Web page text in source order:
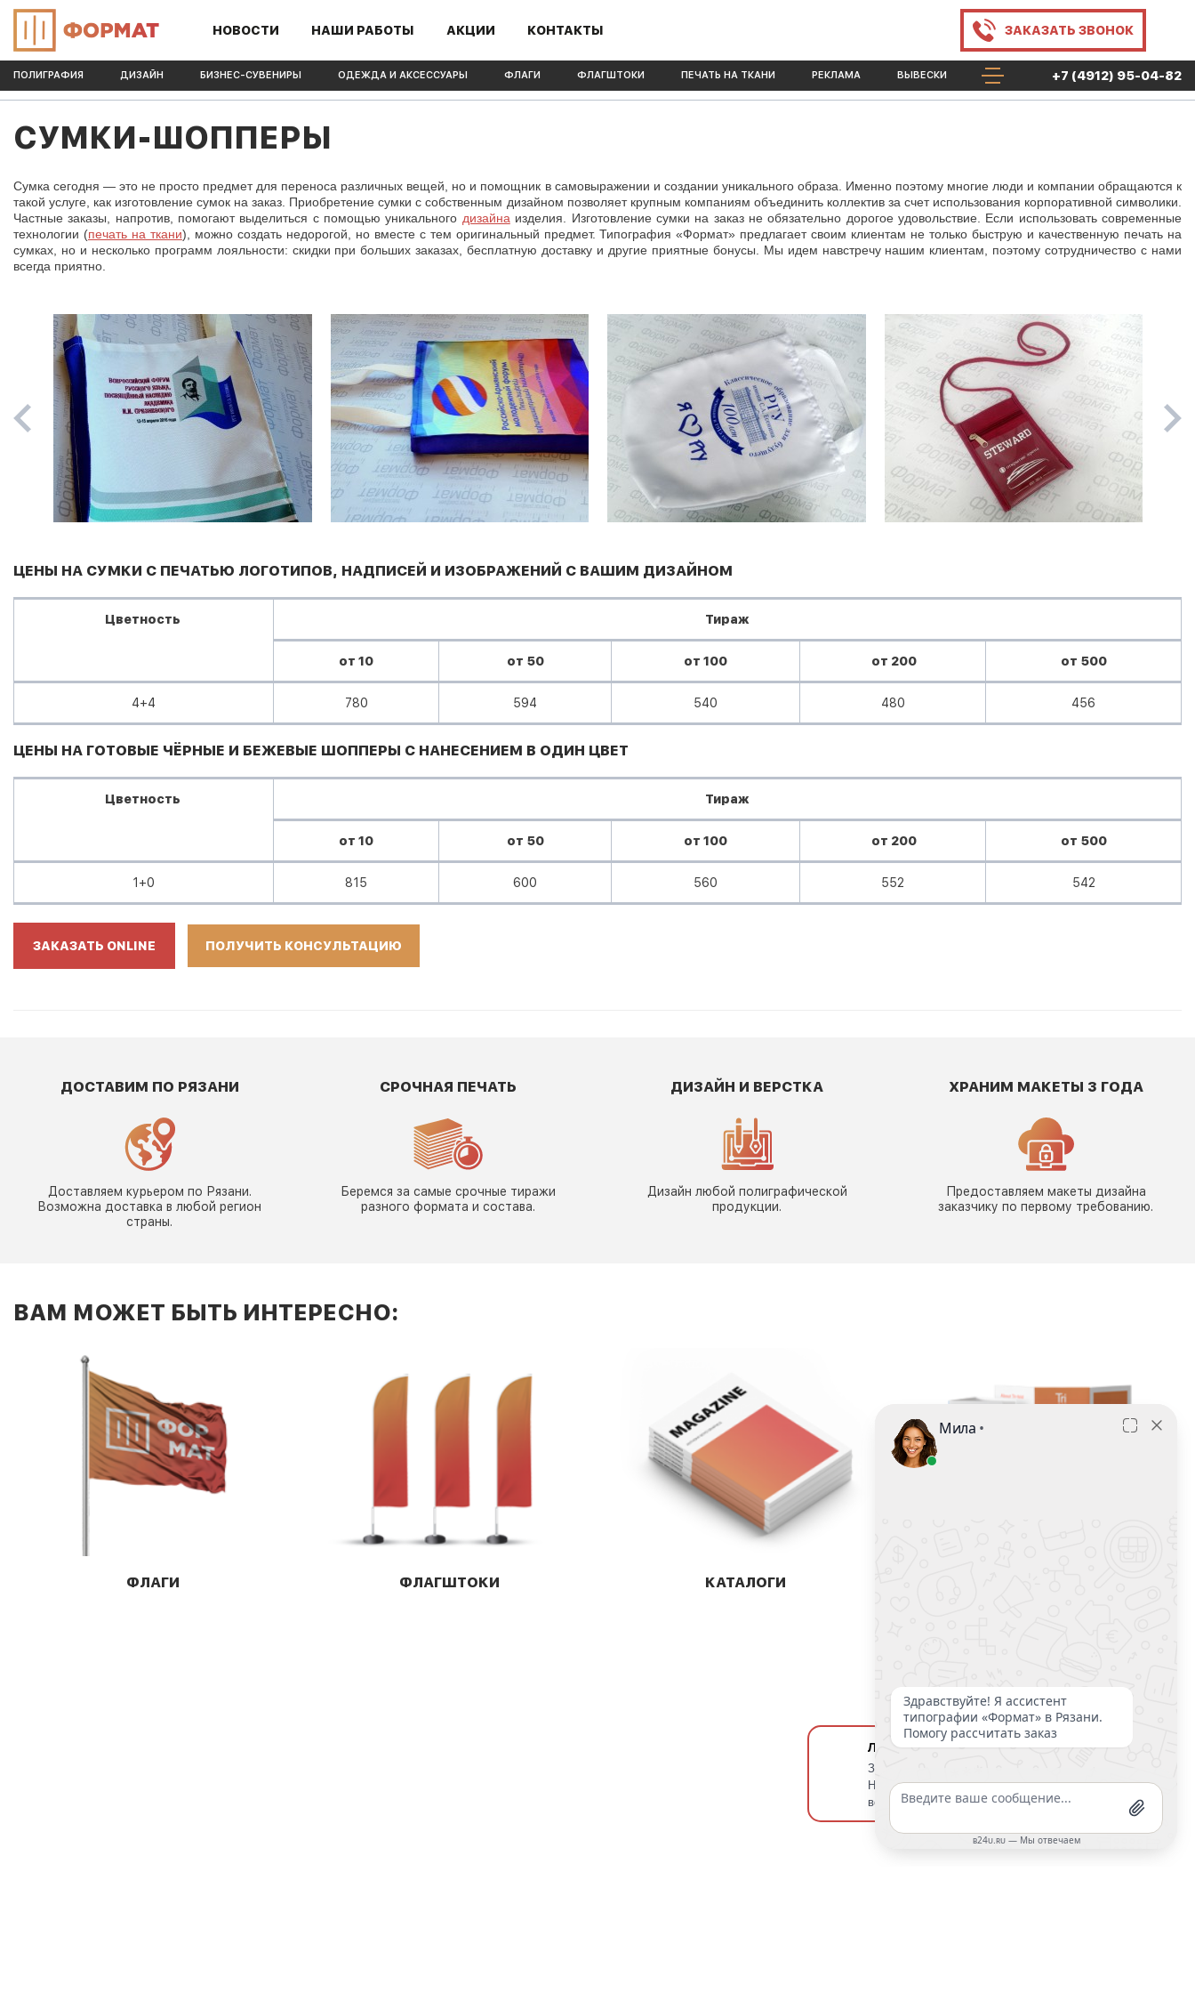
Людмила
Здравствуйте! Готова помочь вам.
Напишите мне, если у вас появятся
вопросы.
НОВОСТИ НАШИ РАБОТЫ АКЦИИ КОНТАКТЫ ЗАКАЗАТЬ ЗВОНОК
ПОЛИГРАФИЯ ДИЗАЙН БИЗНЕС-СУВЕНИРЫ ОДЕЖДА И АКСЕССУАРЫ ФЛАГИ ФЛАГШТОКИ ПЕЧАТЬ НА ТКАНИ РЕКЛАМА ВЫВЕСКИ +7 (4912) 95-04-82
СУМКИ-ШОППЕРЫ
Сумка сегодня — это не просто предмет для переноса различных вещей, но и помощник в самовыражении и создании уникального образа. Именно поэтому многие люди и компании обращаются к
такой услуге, как изготовление сумок на заказ . Приобретение сумки с собственным дизайном позволяет крупным компаниям объединить коллектив за счет использования корпоративной символики.
Частные заказы, напротив, помогают выделиться с помощью уникального дизайна изделия. Изготовление сумки на заказ не обязательно дорогое удовольствие. Если использовать современные
технологии (печать на ткани), можно создать недорогой, но вместе с тем оригинальный предмет. Типография «Формат» предлагает своим клиентам не только быструю и качественную печать на
сумках, но и несколько программ лояльности: скидки при больших заказах, бесплатную доставку и другие приятные бонусы. Мы идем навстречу нашим клиентам, поэтому сотрудничество с нами
всегда приятно.
ЦЕНЫ НА СУМКИ С ПЕЧАТЬЮ ЛОГОТИПОВ, НАДПИСЕЙ И ИЗОБРАЖЕНИЙ С ВАШИМ ДИЗАЙНОМ
Цветность Тираж
от 10 от 50 от 100 от 200 от 500
4+4 780 594 540 480 456
ЦЕНЫ НА ГОТОВЫЕ ЧЁРНЫЕ И БЕЖЕВЫЕ ШОППЕРЫ С НАНЕСЕНИЕМ В ОДИН ЦВЕТ
Цветность Тираж
от 10 от 50 от 100 от 200 от 500
1+0 815 600 560 552 542
ЗАКАЗАТЬ ONLINE ПОЛУЧИТЬ КОНСУЛЬТАЦИЮ
ДОСТАВИМ ПО РЯЗАНИ
Доставляем курьером по Рязани.
Возможна доставка в любой регион
страны.
СРОЧНАЯ ПЕЧАТЬ
Беремся за самые срочные тиражи
разного формата и состава.
ДИЗАЙН И ВЕРСТКА
Дизайн любой полиграфической
продукции.
ХРАНИМ МАКЕТЫ 3 ГОДА
Предоставляем макеты дизайна
заказчику по первому требованию.
ВАМ МОЖЕТ БЫТЬ ИНТЕРЕСНО:
ФЛАГИ ФЛАГШТОКИ КАТАЛОГИ